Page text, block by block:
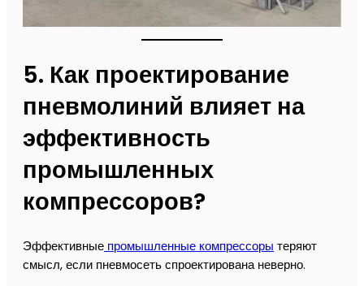
5. Как проектирование
пневмолиний влияет на
эффективность
промышленных
компрессоров?
Эффективные промышленные компрессоры теряют
смысл, если пневмосеть спроектирована неверно.